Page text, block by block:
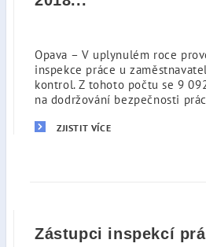
Opava – V uplynulém roce
inspekce práce u
kontrol. Z tohoto počtu se 9
na dodržování bezpečnosti
ZJISTIT VÍCE
Zástupci inspekcí